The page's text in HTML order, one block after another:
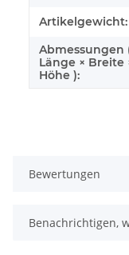
Artikelgewicht:
Abmessungen
Länge × Breite
Höhe ):
Bewertungen
Benachrichtigen,